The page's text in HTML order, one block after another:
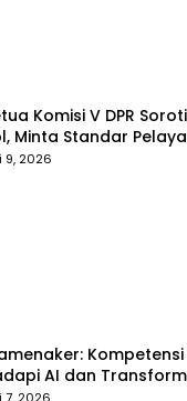
Komisi V DPR
Minta Standar
9, 2026
Kompetensi
AI dan